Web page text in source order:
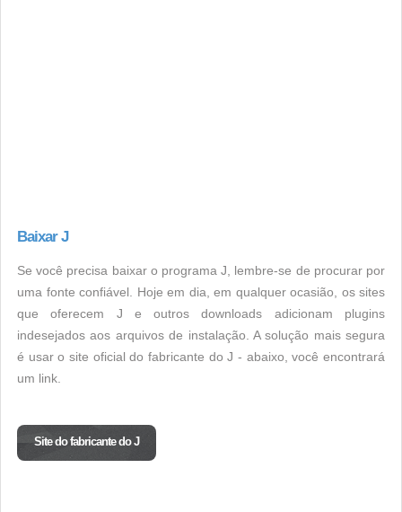
Baixar J
Se você precisa baixar o programa J, lembre-se de procurar por
uma fonte confiável. Hoje em dia, em qualquer ocasião, os sites
que oferecem J e outros downloads adicionam plugins
indesejados aos arquivos de instalação. A solução mais segura
é usar o site oficial do fabricante do J - abaixo, você encontrará
um link.
Site do fabricante do J